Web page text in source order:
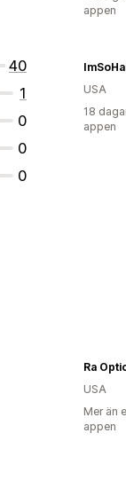
40
1
0
0
0
appen
USA
18
appen
Ra
USA
Mer än
appen